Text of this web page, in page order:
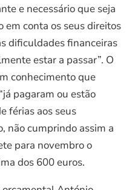
e necessário que seja
em conta os seus direitos
dificuldades financeiras
estar a passar”. O
conhecimento que
pagaram ou estão
férias aos seus
não cumprindo assim a
para novembro o
dos 600 euros.